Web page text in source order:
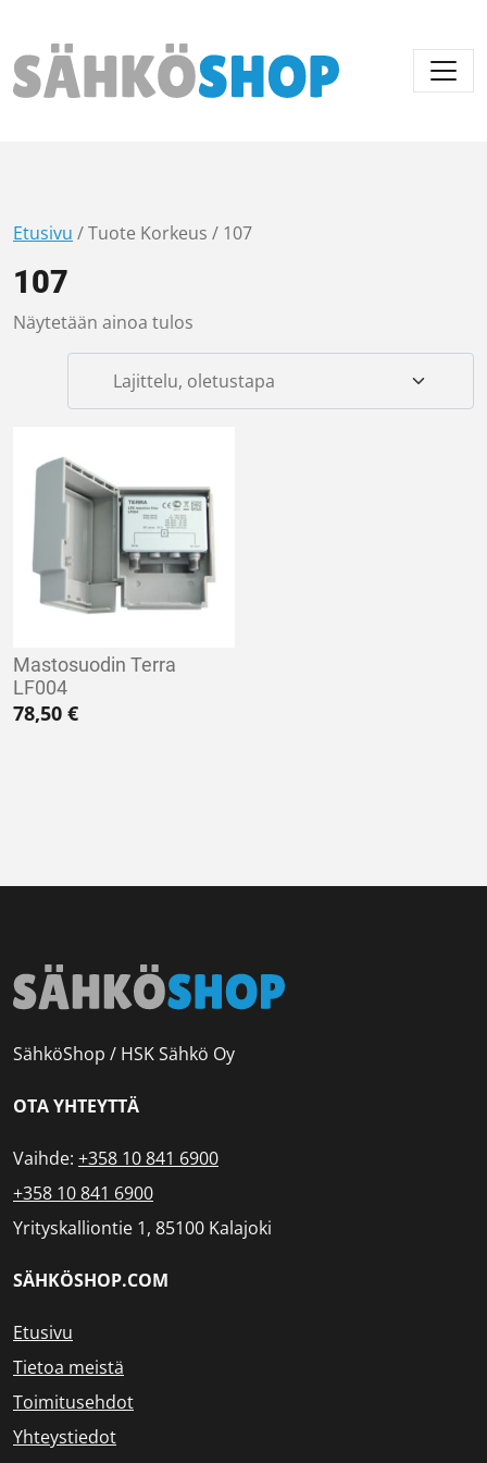
Päävalikko
Etusivu / Tuote Korkeus / 107
107
Näytetään ainoa tulos
Mastosuodin Terra
LF004
78,50 €
SähköShop / HSK Sähkö Oy
OTA YHTEYTTÄ
Vaihde: +358 10 841 6900
+358 10 841 6900
Yrityskalliontie 1, 85100 Kalajoki
SÄHKÖSHOP.COM
Etusivu
Tietoa meistä
Toimitusehdot
Yhteystiedot